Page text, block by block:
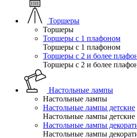
Торшеры
Торшеры
Торшеры с 1 плафоном
Торшеры с 1 плафоном
Торшеры с 2 и более
Торшеры с 2 и более
Настольные лампы
Настольные лампы
Настольные лампы детские
Настольные лампы детские
Настольные лампы
Настольные лампы